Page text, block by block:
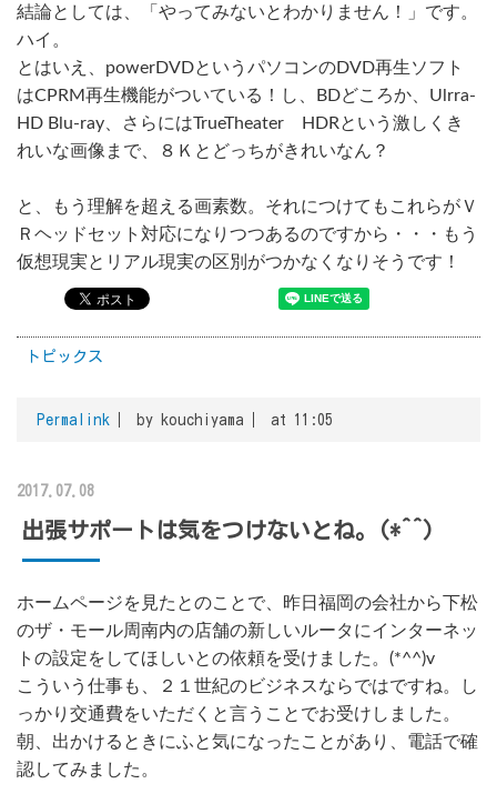
結論としては、「やってみないとわかりません！」です。
ハイ。
とはいえ、powerDVDというパソコンのDVD再生ソフト
はCPRM再生機能がついている！し、BDどころか、Ulrra-
HD Blu-ray、さらにはTrueTheater HDRという激しくき
れいな画像まで、８Ｋとどっちがきれいなん？
と、もう理解を超える画素数。それにつけてもこれらがＶ
Ｒヘッドセット対応になりつつあるのですから・・・もう
仮想現実とリアル現実の区別がつかなくなりそうです！
トピックス
Permalink by kouchiyama at 11:05
2017.07.08
出張サポートは気をつけないとね。(*^^)
ホームページを見たとのことで、昨日福岡の会社から下松
のザ・モール周南内の店舗の新しいルータにインターネッ
トの設定をしてほしいとの依頼を受けました。(*^^)v
こういう仕事も、２１世紀のビジネスならではですね。し
っかり交通費をいただくと言うことでお受けしました。
朝、出かけるときにふと気になったことがあり、電話で確
認してみました。